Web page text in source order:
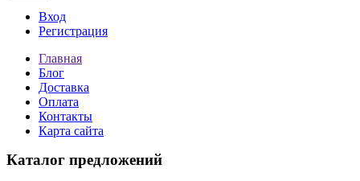
Вход
Регистрация
Главная
Блог
Доставка
Оплата
Контакты
Карта сайта
Каталог предложений